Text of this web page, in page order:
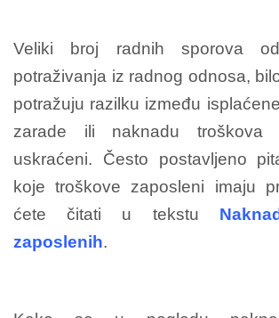
Veliki broj radnih sporova
potraživanja iz radnog odnosa,
potražuju razilku između
zarade ili naknadu
uskraćeni. Često postavljeno
koje troškove zaposleni imaju
ćete čitati u tekstu
zaposlenih.